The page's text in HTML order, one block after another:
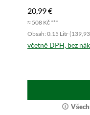
20,99 €
≈ 508 Kč ***
Obsah: 0.15 Litr
včetně DPH, bez